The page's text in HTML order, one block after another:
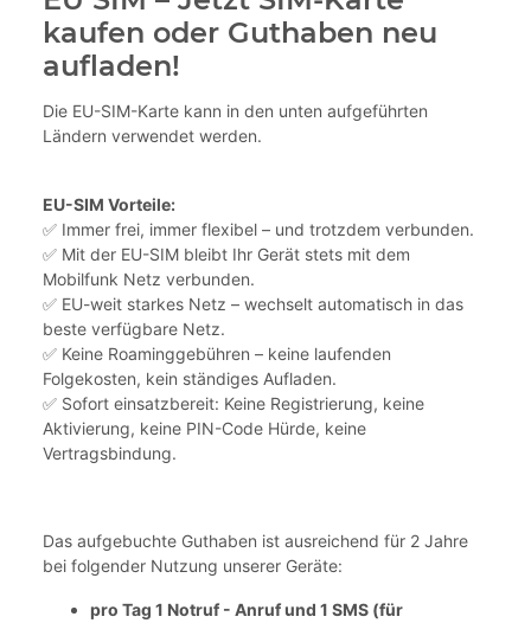
kaufen oder Guthaben neu
aufladen!
Die EU-SIM-Karte kann in den unten aufgeführten
Ländern verwendet werden.
EU-SIM Vorteile:
✅ Immer frei, immer flexibel – und trotzdem verbunden.
✅ Mit der EU-SIM bleibt Ihr Gerät stets mit dem
Mobilfunk Netz verbunden.
✅ EU-weit starkes Netz – wechselt automatisch in das
beste verfügbare Netz.
✅ Keine Roaminggebühren – keine laufenden
Folgekosten, kein ständiges Aufladen.
✅ Sofort einsatzbereit: Keine Registrierung, keine
Aktivierung, keine PIN-Code Hürde, keine
Vertragsbindung.
Das aufgebuchte Guthaben ist ausreichend für 2 Jahre
bei folgender Nutzung unserer Geräte:
pro Tag 1 Notruf - Anruf und 1 SMS (für